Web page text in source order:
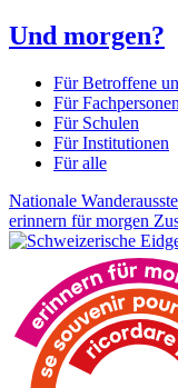
Und morgen?
Für Betroffene
Für Fachpersonen
Für Schulen
Für Institutionen
Für alle
Nationale
erinnern für morgen